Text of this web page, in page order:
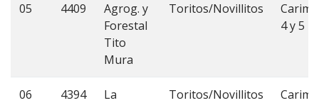
05 4409
Agrog. y
Forestal
Tito
Mura
Toritos/Novillitos
4 y 5
06 4394
La
Toritos/Novillitos